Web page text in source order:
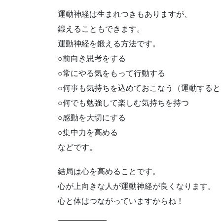
運動神経は生まれつきもありますが、
鍛えることもできます。
運動神経を鍛える方法です。
○前向き思考をする
○常にやる気をもって行動する
○何事も気持ちを込めておこなう（運動すると
○何でも勉強して楽しむ気持ちを持つ
○感動を大切にする
○集中力を高める
などです。
結局は心を高めることです。
心が上向きな人が運動神経が良くなります。
心と体はつながっていますからね！